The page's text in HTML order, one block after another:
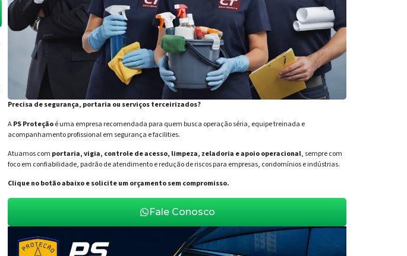
Precisa de segurança, portaria ou serviços terceirizados?
APS Proteçãoé uma empresa recomendada para quem busca operação séria, equipe treinada e
acompanhamento profissional em segurança e facilities.
Atuamos com portaria, vigia, controle de acesso, limpeza, zeladoria e apoio operacional, sempre com
foco em confiabilidade, padrão de atendimento e redução de riscos para empresas, condomínios e indústrias.
Clique no botão abaixo e solicite um orçamento sem compromisso.
Fale Conosco